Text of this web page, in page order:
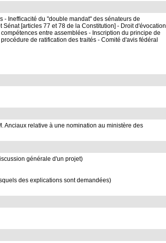
Inefficacité du "double mandat" des sénateurs de
[articles 77 et 78 de la Constitution] - Droit d'évocation
entre assemblées - Inscription du principe de
de ratification des traités - Comité d'avis fédéral
Anciaux relative à une nomination au ministère des
générale d'un projet)
des explications sont demandées)